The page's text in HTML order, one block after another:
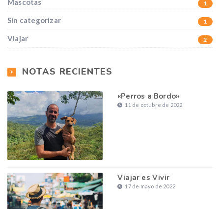
Mascotas 1
Sin categorizar 1
Viajar 2
NOTAS RECIENTES
«Perros a Bordo»
11 de octubre de 2022
Viajar es Vivir
17 de mayo de 2022